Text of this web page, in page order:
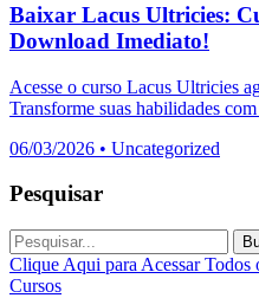
Baixar Lacus Ultricies:
Download Imediato!
Acesse o curso Lacus Ultricies
Transforme suas habilidades
06/03/2026 • Uncategorized
Pesquisar
Clique Aqui para Acessar Todos
Cursos